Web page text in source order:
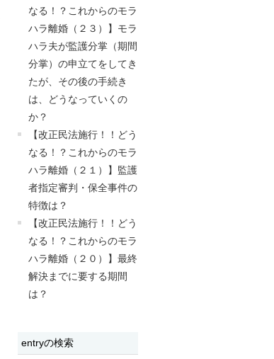
なる！？これからのモラ
ハラ離婚（２３）】モラ
ハラ夫が監護分掌（期間
分掌）の申立てをしてき
たが、その後の手続き
は、どうなっていくの
か？
【改正民法施行！！どう
なる！？これからのモラ
ハラ離婚（２１）】監護
者指定審判・保全事件の
特徴は？
【改正民法施行！！どう
なる！？これからのモラ
ハラ離婚（２０）】最終
解決までに要する期間
は？
entryの検索